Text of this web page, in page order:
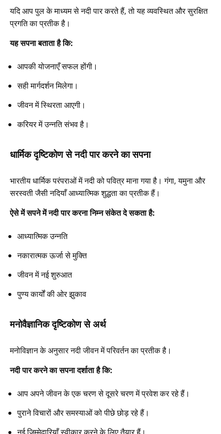
यदि आप पुल के माध्यम से नदी पार करते हैं, तो यह व्यवस्थित और सुरक्षित
प्रगति का प्रतीक है।
यह सपना बताता है कि:
आपकी योजनाएँ सफल होंगी।
सही मार्गदर्शन मिलेगा।
जीवन में स्थिरता आएगी।
करियर में उन्नति संभव है।
धार्मिक दृष्टिकोण से नदी पार करने का सपना
भारतीय धार्मिक परंपराओं में नदी को पवित्र माना गया है। गंगा, यमुना और
सरस्वती जैसी नदियाँ आध्यात्मिक शुद्धता का प्रतीक हैं।
ऐसे में सपने में नदी पार करना निम्न संकेत दे सकता है:
आध्यात्मिक उन्नति
नकारात्मक ऊर्जा से मुक्ति
जीवन में नई शुरुआत
पुण्य कार्यों की ओर झुकाव
मनोवैज्ञानिक दृष्टिकोण से अर्थ
मनोविज्ञान के अनुसार नदी जीवन में परिवर्तन का प्रतीक है।
नदी पार करने का सपना दर्शाता है कि:
आप अपने जीवन के एक चरण से दूसरे चरण में प्रवेश कर रहे हैं।
पुराने विचारों और समस्याओं को पीछे छोड़ रहे हैं।